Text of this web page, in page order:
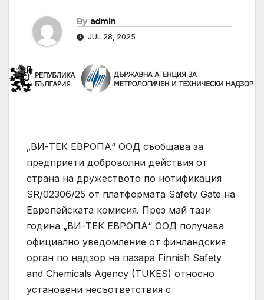
By admin
JUL 28, 2025
„ВИ-ТЕК ЕВРОПА“ ООД съобщава за
предприети доброволни действия от
страна на дружеството по нотификация
SR/02306/25 от платформата Safety Gate на
Европейската комисия. През май тази
година „ВИ-ТЕК ЕВРОПА“ ООД получава
официално уведомление от финландския
орган по надзор на пазара Finnish Safety
and Chemicals Agency (TUKES) относно
установени несъответствия с